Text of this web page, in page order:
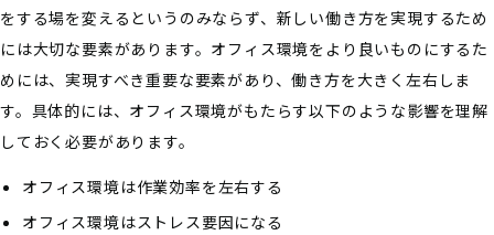
をする場を変えるというのみならず、新しい働き方を実現するため
には大切な要素があります。オフィス環境をより良いものにするた
めには、実現すべき重要な要素があり、働き方を大きく左右しま
す。具体的には、オフィス環境がもたらす以下のような影響を理解
しておく必要があります。
オフィス環境は作業効率を左右する
オフィス環境はストレス要因になる